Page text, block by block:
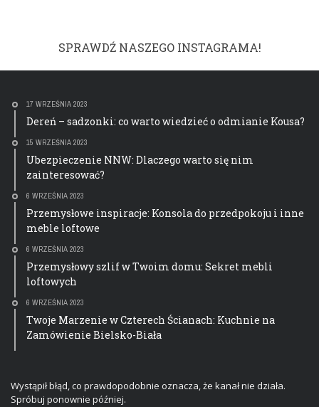
SPRAWDŹ NASZEGO INSTAGRAMA!
17 WRZEŚNIA 2023
Dereń – sadzonki: co warto wiedzieć o odmianie Kousa?
15 WRZEŚNIA 2023
Ubezpieczenie NNW: Dlaczego warto się nim
zainteresować?
6 WRZEŚNIA 2023
Przemysłowe inspiracje: Konsola do przedpokoju i inne
meble loftowe
6 WRZEŚNIA 2023
Przemysłowy szlif w Twoim domu: Sekret mebli
loftowych
6 WRZEŚNIA 2023
Twoje Marzenie w Czterech Ścianach: Kuchnie na
Zamówienie Bielsko-Biała
Wystąpił błąd, co prawdopodobnie oznacza, że kanał nie działa.
Spróbuj ponownie później.